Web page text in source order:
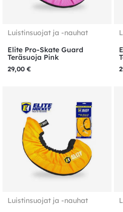
Luistinsuojat ja -nauhat
Elite Pro-Skate Guard
Teräsuoja Pink
29,00 €
Luistinsuojat ja -nauhat